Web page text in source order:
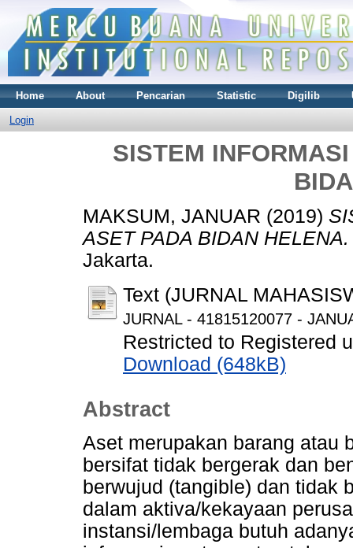
Home About Pencarian Statistic Digilib
Login
SISTEM
MAKSUM, JANUAR (2019)
ASET PADA BIDAN HELENA.
Jakarta.
Text (JURNAL
JURNAL - 41815120077 -
Restricted to Registered
Download (648kB)
Abstract
Aset merupakan barang atau
bersifat tidak bergerak dan
berwujud (tangible) dan tidak
dalam aktiva/kekayaan
instansi/lembaga butuh